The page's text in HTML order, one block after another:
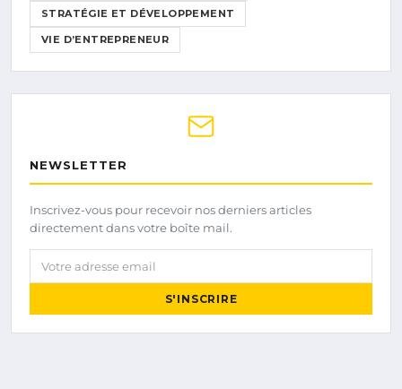
STRATÉGIE ET DÉVELOPPEMENT
VIE D’ENTREPRENEUR
NEWSLETTER
Inscrivez-vous pour recevoir nos derniers articles
directement dans votre boîte mail.
Votre adresse email
S'INSCRIRE